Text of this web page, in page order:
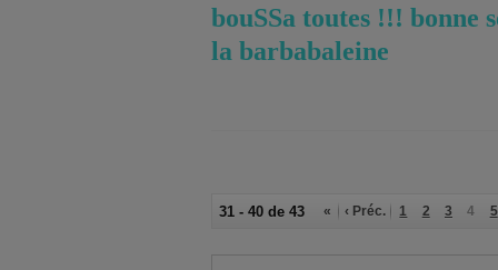
bouSSa toutes !!! bonne
la barbabaleine
31 - 40 de 43 « ‹ Préc. 1 2 3 4 5